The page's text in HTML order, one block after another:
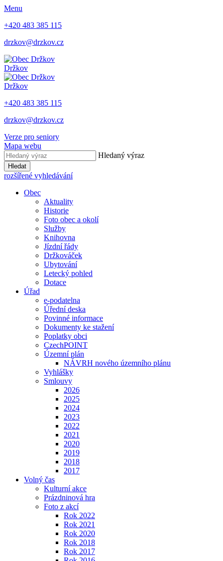
Menu
+420 483 385 115
drzkov@drzkov.cz
Držkov
Držkov
+420 483 385 115
drzkov@drzkov.cz
Verze pro seniory
Mapa webu
Hledaný výraz
Hledat
rozšířené vyhledávání
Obec
Aktuality
Historie
Foto obec a okolí
Služby
Knihovna
Jízdní řády
Držkováček
Ubytování
Letecký pohled
Dotace
Úřad
e-podatelna
Úřední deska
Povinné informace
Dokumenty ke stažení
Poplatky obci
CzechPOINT
Územní plán
NÁVRH nového územního plánu
Vyhlášky
Smlouvy
2026
2025
2024
2023
2022
2021
2020
2019
2018
2017
Volný čas
Kulturní akce
Prázdninová hra
Foto z akcí
Rok 2022
Rok 2021
Rok 2020
Rok 2018
Rok 2017